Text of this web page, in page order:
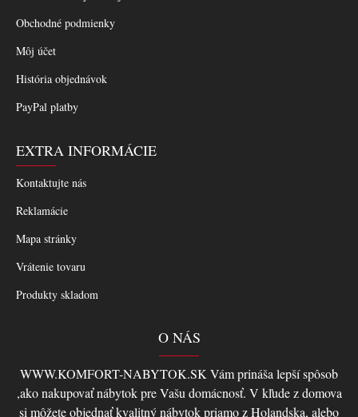
Obchodné podmienky
Môj účet
História objednávok
PayPal platby
EXTRA INFORMÁCIE
Kontaktujte nás
Reklamácie
Mapa stránky
Vrátenie tovaru
Produkty skladom
O NÁS
WWW.KOMFORT-NABYTOK.SK Vám prináša lepší spôsob
,ako nakupovať nábytok pre Vašu domácnosť. V kľude z domova
si môžete objednať kvalitný nábytok priamo z Holandska, alebo